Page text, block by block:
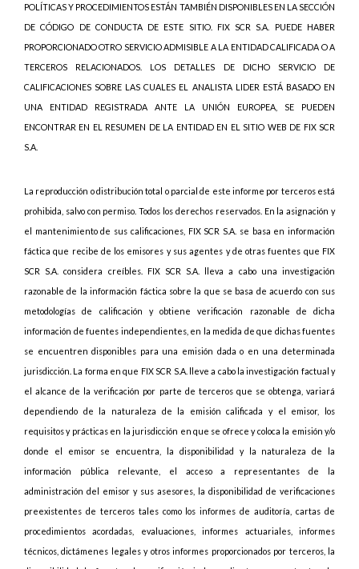
POLÍTICAS Y PROCEDIMIENTOS ESTÁN TAMBIÉN DISPONIBLES EN LA SECCIÓN
DE CÓDIGO DE CONDUCTA DE ESTE SITIO. FIX SCR S.A. PUEDE HABER
PROPORCIONADO OTRO SERVICIO ADMISIBLE A LA ENTIDAD CALIFICADA O A
TERCEROS RELACIONADOS. LOS DETALLES DE DICHO SERVICIO DE
CALIFICACIONES SOBRE LAS CUALES EL ANALISTA LIDER ESTÁ BASADO EN
UNA ENTIDAD REGISTRADA ANTE LA UNIÓN EUROPEA, SE PUEDEN
ENCONTRAR EN EL RESUMEN DE LA ENTIDAD EN EL SITIO WEB DE FIX SCR
S.A.
La reproducción o distribución total o parcial de este informe por terceros está
prohibida, salvo con permiso. Todos los derechos reservados. En la asignación y
el mantenimiento de sus calificaciones, FIX SCR S.A. se basa en información
fáctica que recibe de los emisores y sus agentes y de otras fuentes que FIX
SCR S.A. considera creíbles. FIX SCR S.A. lleva a cabo una investigación
razonable de la información fáctica sobre la que se basa de acuerdo con sus
metodologías de calificación y obtiene verificación razonable de dicha
información de fuentes independientes, en la medida de que dichas fuentes
se encuentren disponibles para una emisión dada o en una determinada
jurisdicción. La forma en que FIX SCR S.A. lleve a cabo la investigación factual y
el alcance de la verificación por parte de terceros que se obtenga, variará
dependiendo de la naturaleza de la emisión calificada y el emisor, los
requisitos y prácticas en la jurisdicción en que se ofrece y coloca la emisión y/o
donde el emisor se encuentra, la disponibilidad y la naturaleza de la
información pública relevante, el acceso a representantes de la
administración del emisor y sus asesores, la disponibilidad de verificaciones
preexistentes de terceros tales como los informes de auditoría, cartas de
procedimientos acordadas, evaluaciones, informes actuariales, informes
técnicos, dictámenes legales y otros informes proporcionados por terceros, la